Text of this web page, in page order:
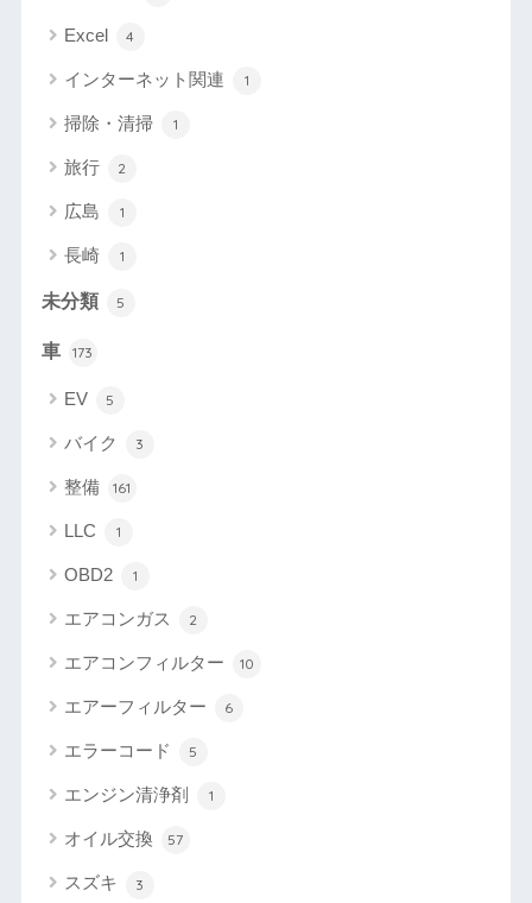
Excel 4
インターネット関連 1
掃除・清掃 1
旅行 2
広島 1
長崎 1
未分類 5
車 173
EV 5
バイク 3
整備 161
LLC 1
OBD2 1
エアコンガス 2
エアコンフィルター 10
エアーフィルター 6
エラーコード 5
エンジン清浄剤 1
オイル交換 57
スズキ 3